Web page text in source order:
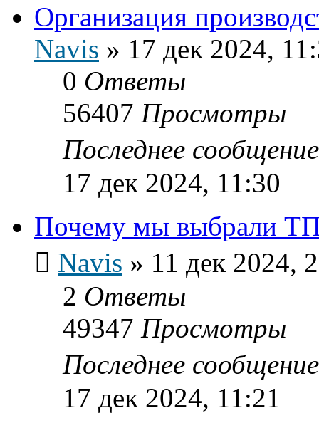
Организация
Navis » 17 дек 2024,
0 Ответы
56407 Просмотры
Последнее
17 дек 2024, 11:30
Почему мы выбрали
Navis » 11 дек 2024,
2 Ответы
49347 Просмотры
Последнее
17 дек 2024, 11:21